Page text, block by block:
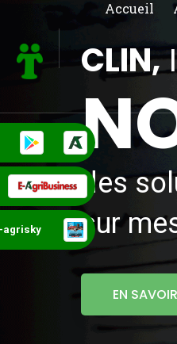
Accueil
agrisky
CLIN,
des
sur
EN